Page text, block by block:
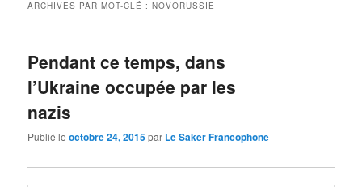
ARCHIVES PAR MOT-CLÉ :NOVORUSSIE
Pendant ce temps, dans
l’Ukraine occupée par les
nazis
Publié leoctobre 24, 2015par Le Saker Francophone